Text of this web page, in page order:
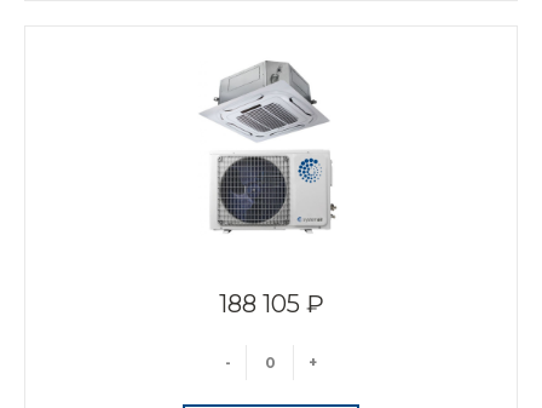
188 105 ₽
- +